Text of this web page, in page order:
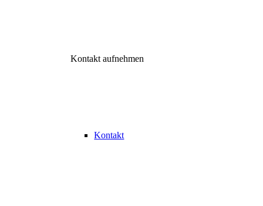
Kontakt aufnehmen
Kontakt